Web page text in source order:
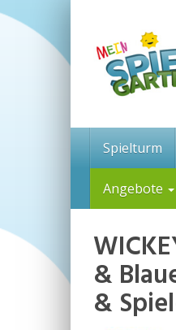
Skip
Spielturm
Angebote
&
&